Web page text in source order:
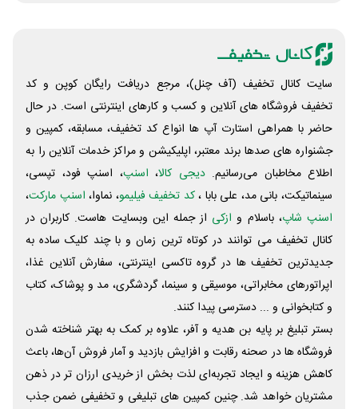
سایت کانال تخفیف (آف چنل)، مرجع دریافت رایگان کوپن و کد
تخفیف فروشگاه های آنلاین و کسب و‌ کارهای اینترنتی است. در حال
حاضر با همراهی استارت آپ ها انواع کد تخفیف، مسابقه، کمپین و
جشنواره های صدها برند معتبر، اپلیکیشن و مراکز خدمات آنلاین را به
اطلاع مخاطبان می‌رسانیم. دیجی کالا، اسنپ، اسنپ فود، تپسی،
سینماتیکت، بانی مد، علی‌ بابا ،کد تخفیف فیلیمو، نماوا، اسنپ مارکت،
اسنپ شاپ، باسلام و ازکی از جمله این وبسایت ‌هاست. کاربران در
کانال تخفیف می توانند در کوتاه ترین زمان و با چند کلیک ساده به
جدیدترین تخفیف ها در گروه تاکسی اینترنتی، سفارش آنلاین غذا،
اپراتورهای مخابراتی، موسیقی و سینما، گردشگری، مد و پوشاک، کتاب
و کتابخوانی و ... دسترسی پیدا کنند.
بستر تبلیغ بر پایه بن هدیه و آفر، علاوه بر کمک به بهتر شناخته شدن
فروشگاه ها در صحنه رقابت و افزایش بازدید و آمار فروش آن‌ها، باعث
کاهش هزینه و ایجاد تجربه‌ای لذت بخش از خریدی ارزان تر در ذهن
مشتریان خواهد شد. چنین کمپین های تبلیغی و تخفیفی ضمن جذب